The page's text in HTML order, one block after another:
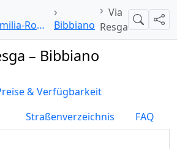
Emilia-Romagna Bibbiano
Via
Resga
Suche
– Bibbiano
& Verfügbarkeit
Straßenverzeichnis
FAQ